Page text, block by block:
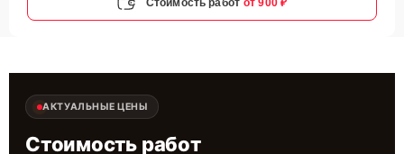
Стоимость работ от 900 ₽
АКТУАЛЬНЫЕ ЦЕНЫ
Стоимость работ